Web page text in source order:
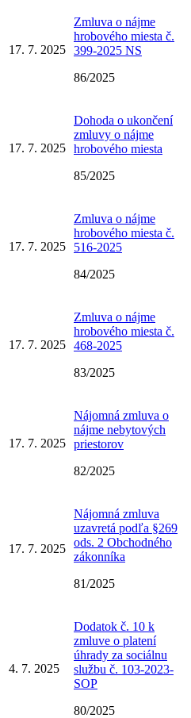
17. 7. 2025
Zmluva o nájme
hrobového miesta č.
399-2025 NS
86/2025
17. 7. 2025
Dohoda o ukončení
zmluvy o nájme
hrobového miesta
85/2025
17. 7. 2025
Zmluva o nájme
hrobového miesta č.
516-2025
84/2025
17. 7. 2025
Zmluva o nájme
hrobového miesta č.
468-2025
83/2025
17. 7. 2025
Nájomná zmluva o
nájme nebytových
priestorov
82/2025
17. 7. 2025
Nájomná zmluva
uzavretá podľa §269
ods. 2 Obchodného
zákonníka
81/2025
4. 7. 2025
Dodatok č. 10 k
zmluve o platení
úhrady za sociálnu
službu č. 103-2023-
SOP
80/2025